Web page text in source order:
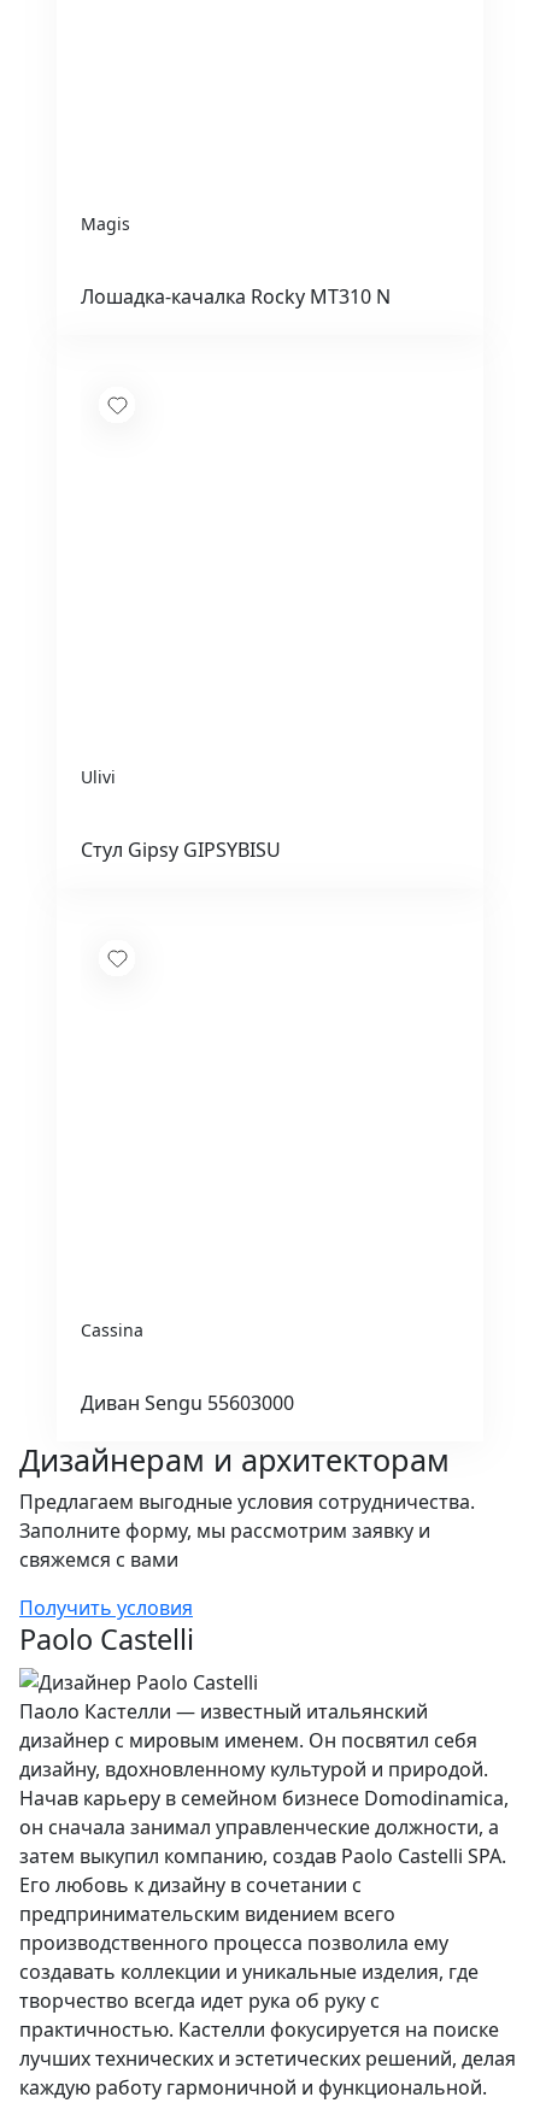
Magis
Лошадка-качалка Rocky MT310 N
Ulivi
Стул Gipsy GIPSYBISU
Cassina
Диван Sengu 55603000
Дизайнерам и архитекторам
Предлагаем выгодные условия сотрудничества.
Заполните форму, мы рассмотрим заявку и
свяжемся с вами
Получить условия
Paolo Castelli
Паоло Кастелли — известный итальянский
дизайнер с мировым именем. Он посвятил себя
дизайну, вдохновленному культурой и природой.
Начав карьеру в семейном бизнесе Domodinamica,
он сначала занимал управленческие должности, а
затем выкупил компанию, создав Paolo Castelli SPA.
Его любовь к дизайну в сочетании с
предпринимательским видением всего
производственного процесса позволила ему
создавать коллекции и уникальные изделия, где
творчество всегда идет рука об руку с
практичностью. Кастелли фокусируется на поиске
лучших технических и эстетических решений, делая
каждую работу гармоничной и функциональной.